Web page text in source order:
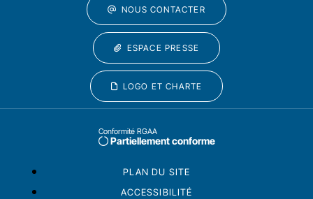
NOUS CONTACTER
ESPACE PRESSE
LOGO ET CHARTE
Conformité RGAA
Partiellement conforme
PLAN DU SITE
ACCESSIBILITÉ